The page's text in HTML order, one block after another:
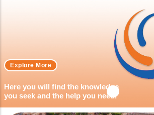
Here you will find the knowledge
you seek and the help you need.
Explore More